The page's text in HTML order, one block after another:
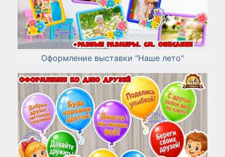
Оформление выставки "Наше лето"